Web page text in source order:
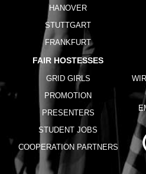
HANOVER
STUTTGART
FRANKFURT
FAIR HOSTESSES
GRID GIRLS
PROMOTION
PRESENTERS
STUDENT JOBS
COOPERATION PARTNERS